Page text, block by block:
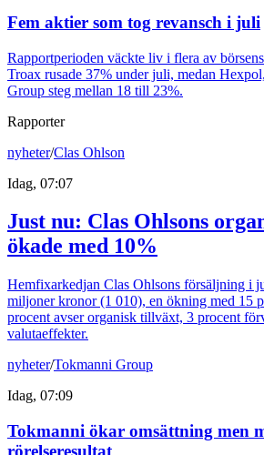
Fem aktier som tog revansch i juli
Rapportperioden väckte liv i flera av
Troax rusade 37% under juli, medan
Group steg mellan 18 till 23%.
Rapporter
nyheter/Clas Ohlson
Idag, 07:07
Just nu: Clas Ohlsons
ökade med 10%
Hemfixarkedjan Clas Ohlsons försäljning i
miljoner kronor (1 010), en ökning med 15
procent avser organisk tillväxt, 3 procent
valutaeffekter.
nyheter/Tokmanni Group
Idag, 07:09
Tokmanni ökar omsättning men
rörelseresultat